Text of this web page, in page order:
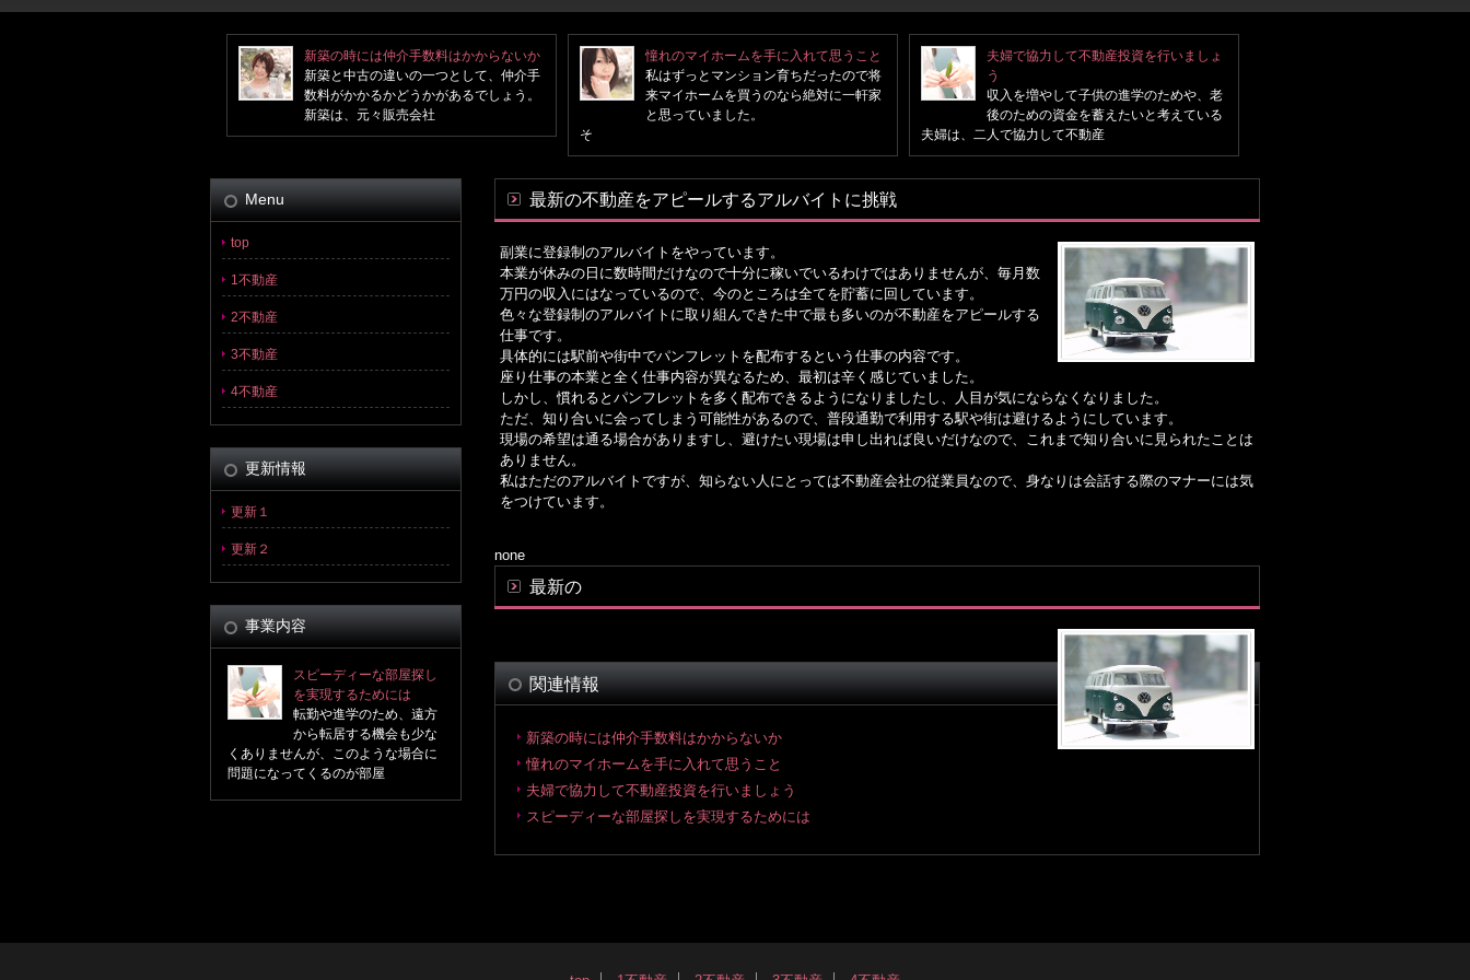
新築の時には仲介手数料はかからないか
新築と中古の違いの一つとして、仲介手
数料がかかるかどうかがあるでしょう。
新築は、元々販売会社
憧れのマイホームを手に入れて思うこと
私はずっとマンション育ちだったので将
来マイホームを買うのなら絶対に一軒家
と思っていました。
そ
夫婦で協力して不動産投資を行いましょ
う
収入を増やして子供の進学のためや、老
後のための資金を蓄えたいと考えている
夫婦は、二人で協力して不動産
最新の不動産をアピールするアルバイトに挑戦
副業に登録制のアルバイトをやっています。
本業が休みの日に数時間だけなので十分に稼いでいるわけではありませんが、毎月数
万円の収入にはなっているので、今のところは全てを貯蓄に回しています。
色々な登録制のアルバイトに取り組んできた中で最も多いのが不動産をアピールする
仕事です。
具体的には駅前や街中でパンフレットを配布するという仕事の内容です。
座り仕事の本業と全く仕事内容が異なるため、最初は辛く感じていました。
しかし、慣れるとパンフレットを多く配布できるようになりましたし、人目が気にならなくなりました。
ただ、知り合いに会ってしまう可能性があるので、普段通勤で利用する駅や街は避けるようにしています。
現場の希望は通る場合がありますし、避けたい現場は申し出れば良いだけなので、これまで知り合いに見られたことは
ありません。
私はただのアルバイトですが、知らない人にとっては不動産会社の従業員なので、身なりは会話する際のマナーには気
をつけています。
none
最新の
関連情報
新築の時には仲介手数料はかからないか
憧れのマイホームを手に入れて思うこと
夫婦で協力して不動産投資を行いましょう
スピーディーな部屋探しを実現するためには
Menu
top
1不動産
2不動産
3不動産
4不動産
更新情報
更新１
更新２
事業内容
スピーディーな部屋探し
を実現するためには
転勤や進学のため、遠方
から転居する機会も少な
くありませんが、このような場合に
問題になってくるのが部屋